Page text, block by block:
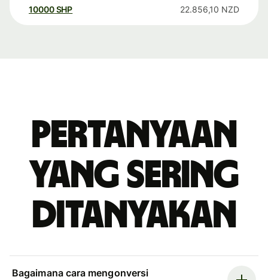
10000 SHP 22.856,10 NZD
Pertanyaan
yang sering
ditanyakan
Bagaimana cara mengonversi